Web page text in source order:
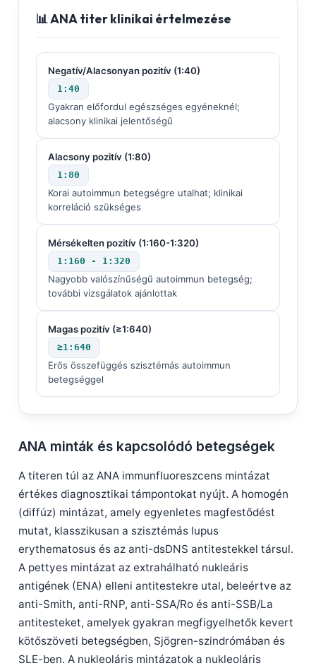
📊 ANA titer klinikai értelmezése
Negatív/Alacsonyan pozitív (1:40)
1:40
Gyakran előfordul egészséges egyéneknél;
alacsony klinikai jelentőségű
Alacsony pozitív (1:80)
1:80
Korai autoimmun betegségre utalhat; klinikai
korreláció szükséges
Mérsékelten pozitív (1:160-1:320)
1:160 - 1:320
Nagyobb valószínűségű autoimmun betegség;
további vizsgálatok ajánlottak
Magas pozitív (≥1:640)
≥1:640
Erős összefüggés szisztémás autoimmun
betegséggel
ANA minták és kapcsolódó betegségek
A titeren túl az ANA immunfluoreszcens mintázat
értékes diagnosztikai támpontokat nyújt. A homogén
(diffúz) mintázat, amely egyenletes magfestődést
mutat, klasszikusan a szisztémás lupus
erythematosus és az anti-dsDNS antitestekkel társul.
A pettyes mintázat az extrahálható nukleáris
antigének (ENA) elleni antitestekre utal, beleértve az
anti-Smith, anti-RNP, anti-SSA/Ro és anti-SSB/La
antitesteket, amelyek gyakran megfigyelhetők kevert
kötőszöveti betegségben, Sjögren-szindrómában és
SLE-ben. A nukleoláris mintázatok a nukleoláris